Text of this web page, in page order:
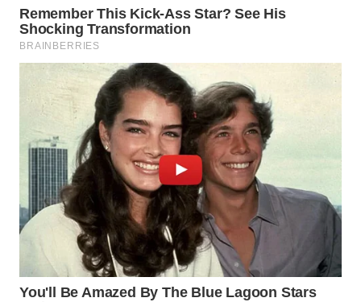
KEPULAUAN
SERIBU
WN
TANGERANG
WN
BINJAI
WN
CIREBON
INDRAMAYU